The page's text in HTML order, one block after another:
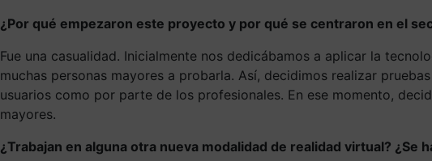
¿Por qué empezaron este proyecto y por qué se centraron en el
Fue una casualidad. Inicialmente nos dedicábamos a aplicar la
muchas personas mayores a probarla. Así, decidimos realizar
usuarios como por parte de los profesionales. En ese momento,
mayores.
¿Trabajan en alguna otra nueva modalidad de realidad virtual?